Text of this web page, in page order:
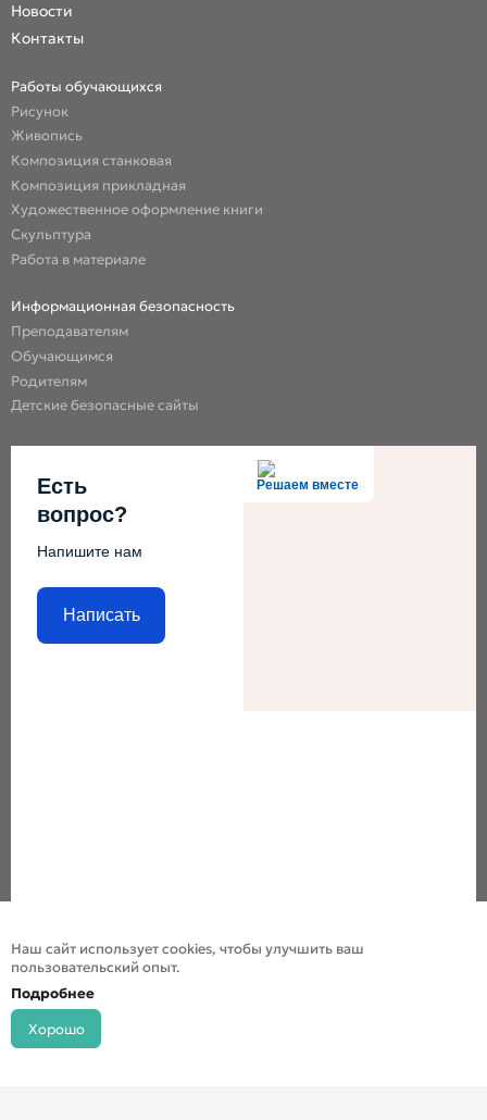
Новости
Контакты
Работы обучающихся
Рисунок
Живопись
Композиция станковая
Композиция прикладная
Художественное оформление книги
Скульптура
Работа в материале
Информационная безопасность
Преподавателям
Обучающимся
Родителям
Детские безопасные сайты
Решаем вместе
Есть
вопрос?
Напишите нам
Написать
Наш сайт использует cookies, чтобы улучшить ваш
пользовательский опыт.
Подробнее
Хорошо